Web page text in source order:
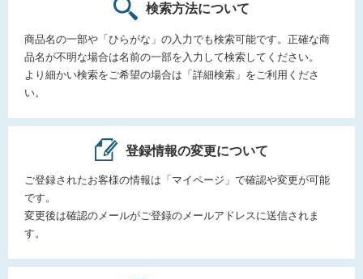
検索方法について
商品名の一部や「ひらがな」の入力でも検索可能です。正確な商
品名が不明な場合は名前の一部を入力して検索してください。
より細かい検索をご希望の場合は「詳細検索」をご利用くださ
い。
登録情報の変更について
ご登録されたお客様の情報は「マイページ」で確認や変更が可能
です。
変更後は確認のメールがご登録のメールアドレスに送信されま
す。